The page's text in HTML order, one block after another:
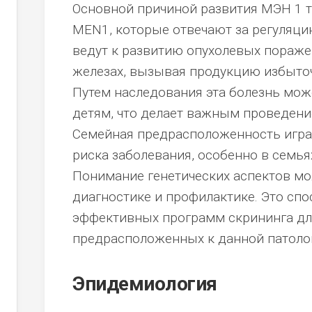
Основной причиной развития МЭН 1
MEN1, которые отвечают за
ведут к развитию опухолевых
железах, вызывая продукцию
Путем наследования эта болезнь
детям, что делает важным
Семейная предрасположенность
риска заболевания, особенно в
Понимание генетических аспектов
диагностике и профилактике. Это
эффективных программ скрининга
предрасположенных к данной
Эпидемиология